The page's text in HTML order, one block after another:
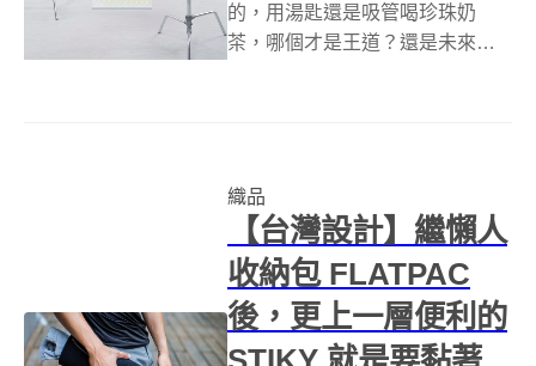
的，用湯匙還是吸管喝珍珠奶
茶，哪個才是王道？還是未來會
家 Katalin Huszár，告訴大家廢
棄...
織品
【台灣設計】繼懶人
收納包 FLATPAC
後，更上一層便利的